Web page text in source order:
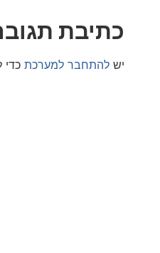
תגובה
למערכתכדי לכתוב תגובה.